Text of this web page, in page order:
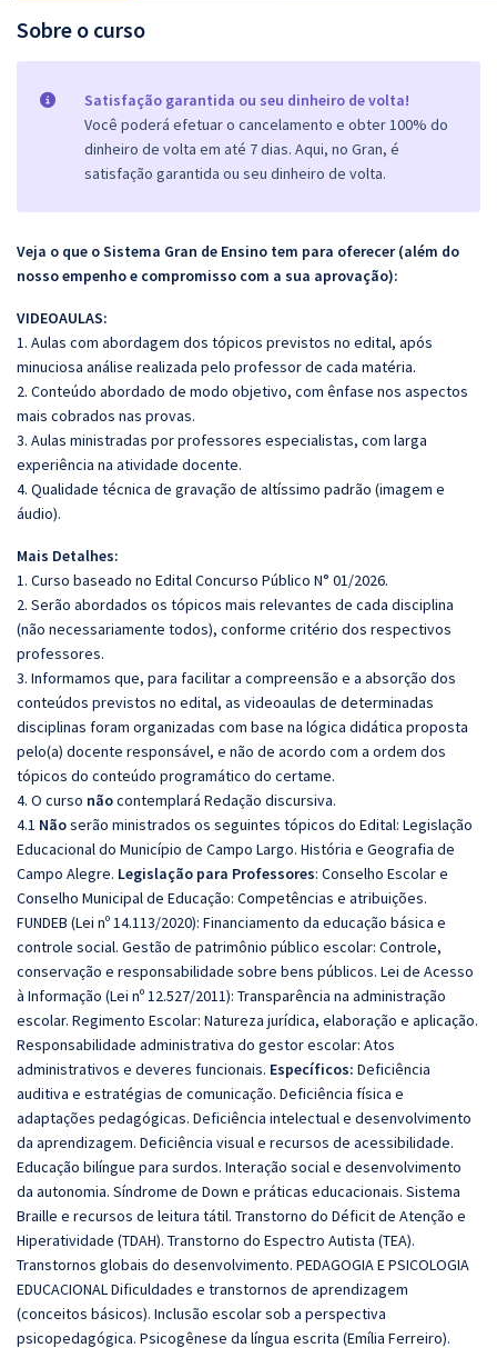
Sobre o curso
Satisfação garantida ou seu dinheiro de volta!
Você poderá efetuar o cancelamento e obter 100% do
dinheiro de volta em até 7 dias. Aqui, no Gran, é
satisfação garantida ou seu dinheiro de volta.
Veja o que o Sistema Gran de Ensino tem para oferecer (além do
nosso empenho e compromisso com a sua aprovação):
VIDEOAULAS:
1. Aulas com abordagem dos tópicos previstos no edital, após
minuciosa análise realizada pelo professor de cada matéria.
2. Conteúdo abordado de modo objetivo, com ênfase nos aspectos
mais cobrados nas provas.
3. Aulas ministradas por professores especialistas, com larga
experiência na atividade docente.
4. Qualidade técnica de gravação de altíssimo padrão (imagem e
áudio).
Mais Detalhes:
1. Curso baseado no Edital Concurso Público N° 01/2026.
2. Serão abordados os tópicos mais relevantes de cada disciplina
(não necessariamente todos), conforme critério dos respectivos
professores.
3. Informamos que, para facilitar a compreensão e a absorção dos
conteúdos previstos no edital, as videoaulas de determinadas
disciplinas foram organizadas com base na lógica didática proposta
pelo(a) docente responsável, e não de acordo com a ordem dos
tópicos do conteúdo programático do certame.
4. O curso nãocontemplará Redação discursiva.
4.1 Nãoserão ministrados os seguintes tópicos do Edital: Legislação
Educacional do Município de Campo Largo. História e Geografia de
Campo Alegre. Legislação para Professores: Conselho Escolar e
Conselho Municipal de Educação: Competências e atribuições.
FUNDEB (Lei nº 14.113/2020): Financiamento da educação básica e
controle social. Gestão de patrimônio público escolar: Controle,
conservação e responsabilidade sobre bens públicos. Lei de Acesso
à Informação (Lei nº 12.527/2011): Transparência na administração
escolar. Regimento Escolar: Natureza jurídica, elaboração e aplicação.
Responsabilidade administrativa do gestor escolar: Atos
administrativos e deveres funcionais. Específicos: Deficiência
auditiva e estratégias de comunicação. Deficiência física e
adaptações pedagógicas. Deficiência intelectual e desenvolvimento
da aprendizagem. Deficiência visual e recursos de acessibilidade.
Educação bilíngue para surdos. Interação social e desenvolvimento
da autonomia. Síndrome de Down e práticas educacionais. Sistema
Braille e recursos de leitura tátil. Transtorno do Déficit de Atenção e
Hiperatividade (TDAH). Transtorno do Espectro Autista (TEA).
Transtornos globais do desenvolvimento. PEDAGOGIA E PSICOLOGIA
EDUCACIONAL Dificuldades e transtornos de aprendizagem
(conceitos básicos). Inclusão escolar sob a perspectiva
psicopedagógica. Psicogênese da língua escrita (Emília Ferreiro).